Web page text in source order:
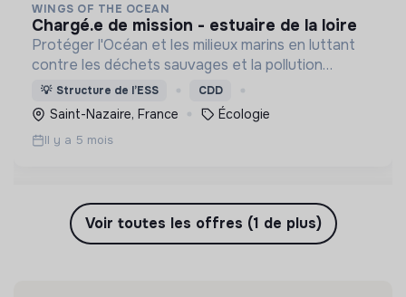
WINGS OF THE OCEAN
chargé.e de mission - estuaire de la loire
Protéger l'Océan et les milieux marins en luttant
contre les déchets sauvages et la pollution
plastique. Ramassage et étude des déchets,
programmes scientifiques et actions de
sensibilisation.
💡 Structure de l’ESS CDD
Saint-Nazaire, France Écologie
Il y a 5 mois
Voir toutes les offres (1 de plus)